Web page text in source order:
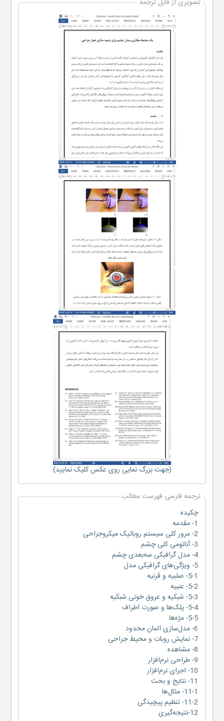
تصویری از فایل ترجمه
(جهت بزرگ نمایی روی عکس کلیک نمایید)
ترجمه فارسی فهرست مطالب
چکیده
1- مقدمه
2- مرور کلی سیستم روباتیک میکروجراحی
3- آناتومی کلی چشم
4- مدل گرافیکی سه‌بعدی چشم
5- ویژگی‌های گرافیکی مدل
5-1- صلبیه و قرنیه
5-2- عنبیه
5-3- شبکیه و عروق خونی شبکیه
5-4- پلک‌ها و صورت اطراف
5-5- مژه‌ها
6- مدل‌سازی المان محدود
7- نمایش روبات و محیط جراحی
8- مشاهده
9- طراحی نرم‌افزار
10- اجرای نرم‌افزار
11- نتایج و بحث
11-1- مثال‌ها
11-2- تنظیم پیچیدگی
12-نتیجه‌گیری